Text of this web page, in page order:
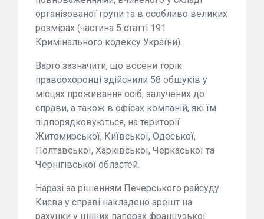
організованої групи та в особливо великих
розмірах (частина 5 статті 191
Кримінального кодексу України).
Варто зазначити, що восени торік
правоохоронці здійснили 58 обшуків у
місцях проживання осіб, залучених до
справи, а також в офісах компаній, які їм
підпорядковуються, на території
Житомирської, Київської, Одеської,
Полтавської, Харківської, Черкаської та
Чернігівської областей.
Наразі за рішенням Печерського райсуду
Києва у справі накладено арешт на
рахунки у цінних паперах французької